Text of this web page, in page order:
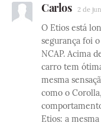
Carlos 2 de
O Etios está
segurança foi
NCAP. Acima
carro tem
mesma
como o
Etios: a